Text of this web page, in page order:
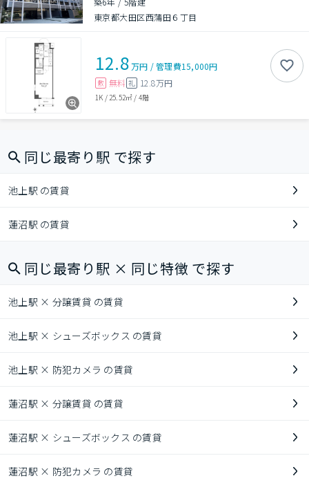
東京都大田区西蒲田６丁目
12.8万円 /管理費15,000円
敷 無料 礼 12.8万円
1K / 25.52㎡ / 4階
同じ最寄り駅 で探す
池上駅 の賃貸
蓮沼駅 の賃貸
同じ最寄り駅 × 同じ特徴 で探す
池上駅 × 分譲賃貸 の賃貸
池上駅 × シューズボックス の賃貸
池上駅 × 防犯カメラ の賃貸
蓮沼駅 × 分譲賃貸 の賃貸
蓮沼駅 × シューズボックス の賃貸
蓮沼駅 × 防犯カメラ の賃貸